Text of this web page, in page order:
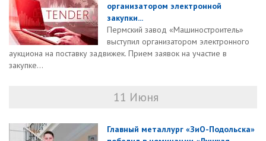
организатором электронной
закупки...
Пермский завод «Машиностроитель»
выступил организатором электронного
аукциона на поставку задвижек. Прием заявок на участие в
закупке...
11 Июня
Главный металлург «ЗиО-Подольска»